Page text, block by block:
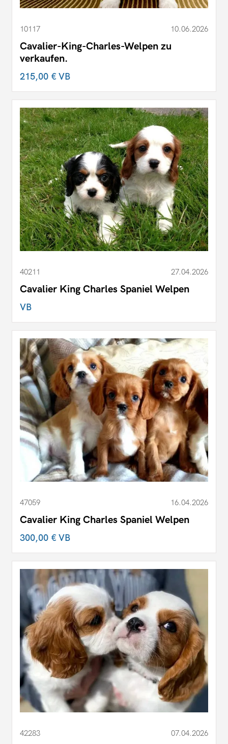
10117 10.06.2026
Cavalier-King-Charles-Welpen zu
verkaufen.
215,00 €VB
40211 27.04.2026
Cavalier King Charles Spaniel Welpen
VB
47059 16.04.2026
Cavalier King Charles Spaniel Welpen
300,00 €VB
42283 07.04.2026